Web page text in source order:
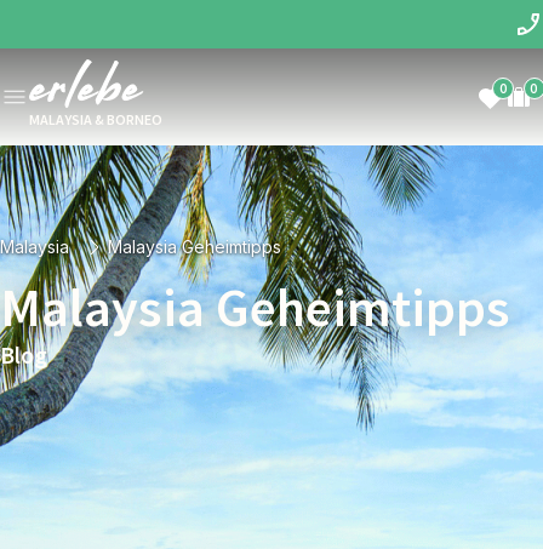
MALAYSIA & BORNEO
0 0
Malaysia Malaysia Geheimtipps
Malaysia Geheimtipps
Blog